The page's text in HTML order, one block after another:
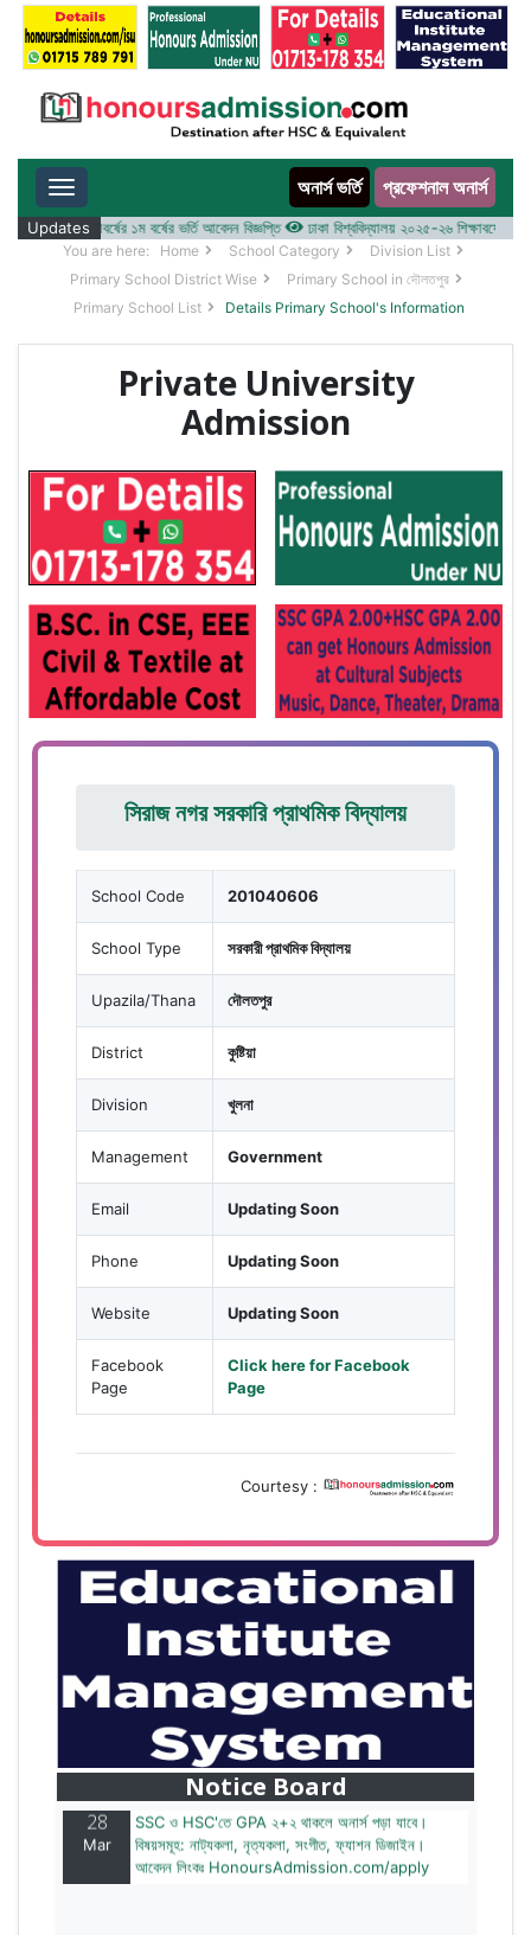
Toggle navigation অনার্স ভর্তি প্রফেশনাল অনার্স
Updates
২০২৫-২৬ শিক্ষাবর্ষের ১ম বর্ষের ভর্তি আবেদন বিজ্ঞপ্তি ঢাকা বিশ্ববিদ্যালয় ২০২৫-২৬ শিক্ষাবর্ষে
You are here: Home School Category
Division List
Primary School District Wise
Primary School in দৌলতপুর
Primary School List
Details Primary School's Information
Private University
Admission
সিরাজ নগর সরকারি প্রাথমিক বিদ্যালয়
School Code 201040606
School Type সরকারী প্রাথমিক বিদ্যালয়
Upazila/Thana দৌলতপুর
District কুষ্টিয়া
Division খুলনা
Management Government
Email Updating Soon
Phone Updating Soon
Website Updating Soon
Facebook
Page
Click here for Facebook
Page
Courtesy :
Notice Board
বাজেটের মধ্যে প্রাইভেট ইউনিভার্সিটিতে অনার্স পড়ার সুযোগ।
২০টির অধিক বিষয়, ৪ বছরে মোট খরচ ২ লক্ষ থেকে ৫ লক্ষ টাকা।
আবেদন লিংকঃ HonoursAdmission.com/apply
28
Mar
SSC ও HSC'তে GPA ২+২ থাকলে অনার্স পড়া যাবে।
বিষয়সমূহ: নাট্যকলা, নৃত্যকলা, সংগীত, ফ্যাশন ডিজাইন।
আবেদন লিংকঃ HonoursAdmission.com/apply